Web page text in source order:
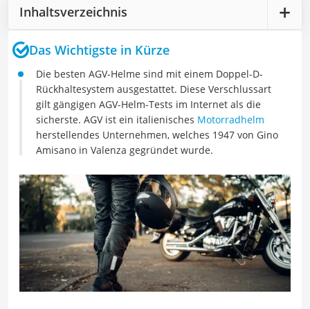
Inhaltsverzeichnis
Das Wichtigste in Kürze
Die besten AGV-Helme sind mit einem Doppel-D-
Rückhaltesystem ausgestattet. Diese Verschlussart
gilt gängigen AGV-Helm-Tests im Internet als die
sicherste. AGV ist ein italienisches Motorradhelm
herstellendes Unternehmen, welches 1947 von Gino
Amisano in Valenza gegründet wurde.